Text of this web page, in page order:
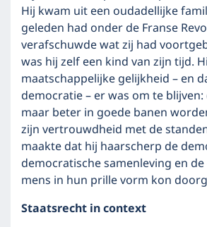
Hij kwam uit een oudadellijke
geleden had onder de Franse
verafschuwde wat zij had
was hij zelf een kind van zijn tijd.
maatschappelijke gelijkheid – en
democratie – er was om te
maar beter in goede banen
zijn vertrouwdheid met de
maakte dat hij haarscherp de
democratische samenleving en
mens in hun prille vorm kon
Staatsrecht in context